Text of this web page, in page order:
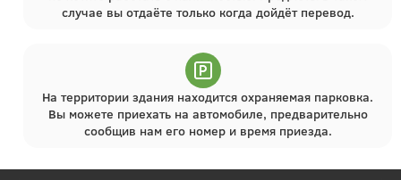
случае вы отдаёте только когда дойдёт перевод.
На территории здания находится охраняемая парковка.
Вы можете приехать на автомобиле, предварительно
сообщив нам его номер и время приезда.